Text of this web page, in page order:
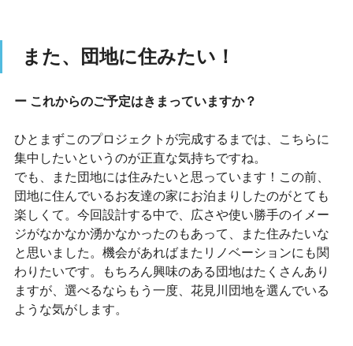
また、団地に住みたい！
ー これからのご予定はきまっていますか？
ひとまずこのプロジェクトが完成するまでは、こちらに
集中したいというのが正直な気持ちですね。
でも、また団地には住みたいと思っています！この前、
団地に住んでいるお友達の家にお泊まりしたのがとても
楽しくて。今回設計する中で、広さや使い勝手のイメー
ジがなかなか湧かなかったのもあって、また住みたいな
と思いました。機会があればまたリノベーションにも関
わりたいです。もちろん興味のある団地はたくさんあり
ますが、選べるならもう一度、花見川団地を選んでいる
ような気がします。